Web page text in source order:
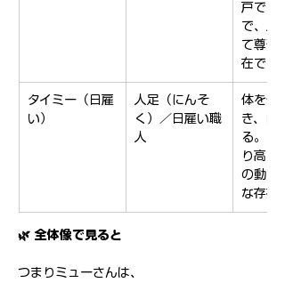
戸では
で、人
て尊敬
在でし
タイミー（日雇
い）
人足（にんそ
く）／日雇い職
人
体を使
き、日
る。江
り高い
の動力
な存在。
🌿 全体像で見ると
つまりミューさんは、